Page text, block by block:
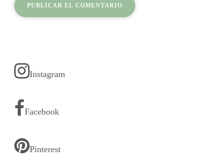
Instagram
Facebook
Pinterest